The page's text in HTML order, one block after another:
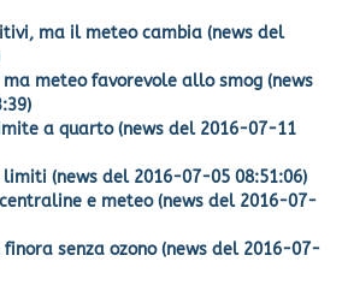
ma il meteo cambia (news del
meteo favorevole allo smog (news
a quarto (news del 2016-07-11
(news del 2016-07-05 08:51:06)
e meteo (news del 2016-07-
senza ozono (news del 2016-07-